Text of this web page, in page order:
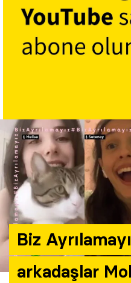
Biz
arkadaşlar
Söyleşiler
Kariyer
Araştırma